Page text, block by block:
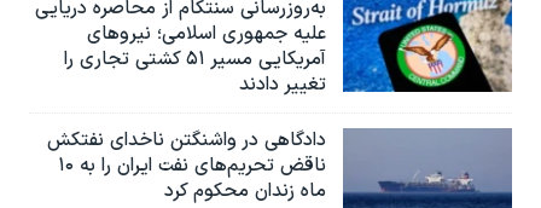
به‌روزرسانی سنتکام از محاصره دریایی
علیه جمهوری اسلامی؛ نیروهای
آمریکایی مسیر ۵۱ کشتی تجاری را
تغییر دادند
دادگاهی در واشنگتن ناخدای نفتکش
ناقض تحریم‌های نفت ایران را به ۱۰
ماه زندان محکوم کرد